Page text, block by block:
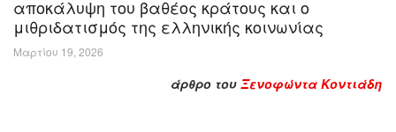
αποκάλυψη του βαθέος κράτους και ο
μιθριδατισμός της ελληνικής κοινωνίας
Μαρτίου 19, 2026
άρθρο του Ξενοφώντα Κοντιάδη